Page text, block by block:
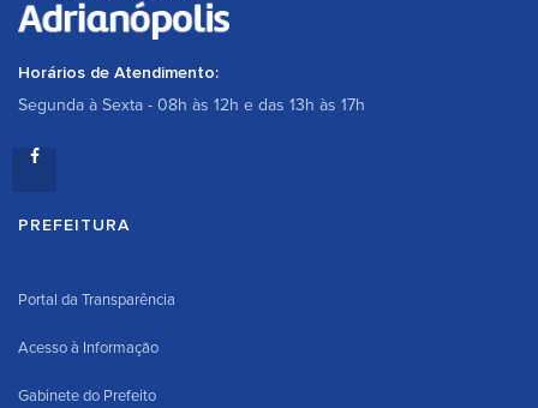
Horários de Atendimento:
Segunda à Sexta - 08h às 12h e das 13h às 17h
PREFEITURA
Portal da Transparência
Acesso à Informação
Gabinete do Prefeito